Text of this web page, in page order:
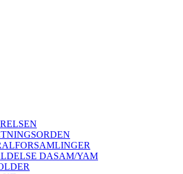
DASAM/YAM